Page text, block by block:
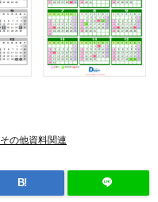
その他資料関連
B!